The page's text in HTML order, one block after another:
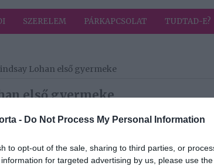
- Do Not Process My Personal Information
to opt-out of the sale, sharing to third parties, or
for targeted advertising by us, please use
SZERELEM PÁRKAPCSOLAT TUDTAD-E?
Lohan első gyermeke
első gyermeke
első gyermeke, aki egy igazán különleges arab
szerint a baba Dubajban jött a világra, ahol a